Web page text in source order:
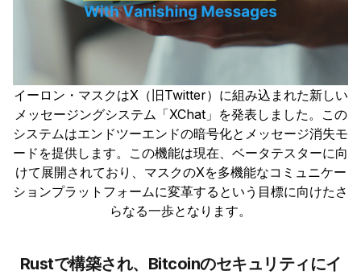
イーロン・マスクはX（旧Twitter）に組み込まれた新しい
メッセージングシステム「XChat」を発表しました。この
システムはエンドツーエンドの暗号化とメッセージ消失モ
ードを提供します。この機能は現在、ベータテスターに向
けて展開されており、マスクのXを多機能なコミュニケー
ションプラットフォームに変革するという目標に向けたさ
らなる一歩となります。
Rustで構築され、Bitcoinのセキュリティにイ